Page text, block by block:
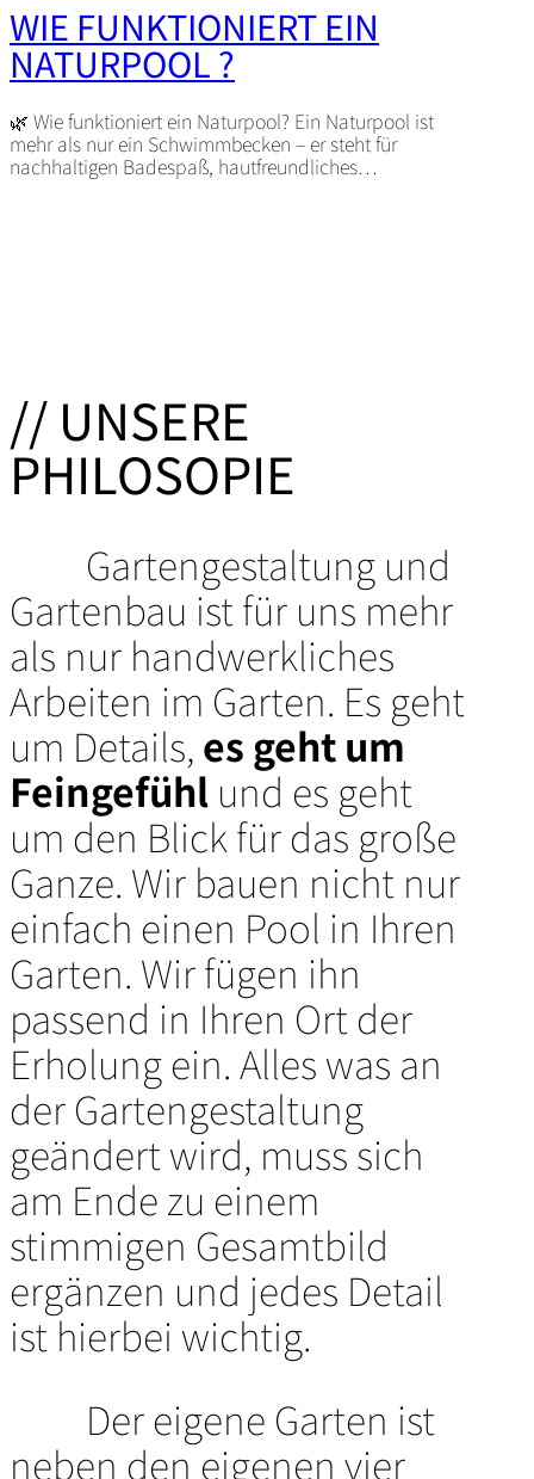
WIE FUNKTIONIERT EIN
NATURPOOL ?
🌿 Wie funktioniert ein Naturpool? Ein Naturpool ist
mehr als nur ein Schwimmbecken – er steht für
nachhaltigen Badespaß, hautfreundliches…
// UNSERE
PHILOSOPIE
Gartengestaltung und
Gartenbau ist für uns mehr
als nur handwerkliches
Arbeiten im Garten. Es geht
um Details,es geht um
Feingefühl und es geht
um den Blick für das große
Ganze. Wir bauen nicht nur
einfach einen Pool in Ihren
Garten. Wir fügen ihn
passend in Ihren Ort der
Erholung ein. Alles was an
der Gartengestaltung
geändert wird, muss sich
am Ende zu einem
stimmigen Gesamtbild
ergänzen und jedes Detail
ist hierbei wichtig.
Der eigene Garten ist
neben den eigenen vier